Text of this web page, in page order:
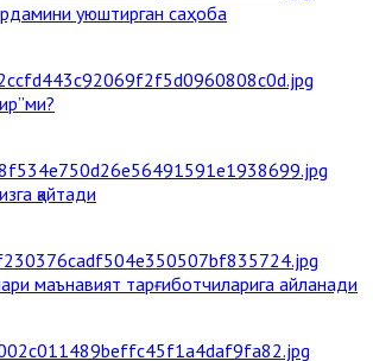
уюштирган саҳоба
қайтади
маънавият тарғиботчиларига айланади